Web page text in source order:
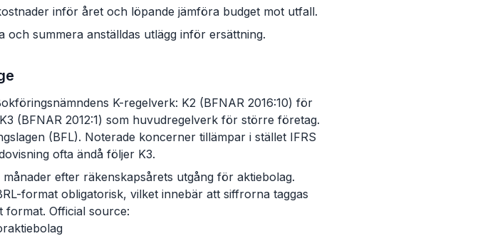
inför året och löpande jämföra budget mot utfall.
summera anställdas utlägg inför ersättning.
K-regelverk: K2 (BFNAR 2016:10) för
(BFNAR 2012:1) som huvudregelverk för större företag.
(BFL). Noterade koncerner tillämpar i stället IFRS
ofta ändå följer K3.
efter räkenskapsårets utgång för aktiebolag.
format obligatorisk, vilket innebär att siffrorna taggas
format. Official source: